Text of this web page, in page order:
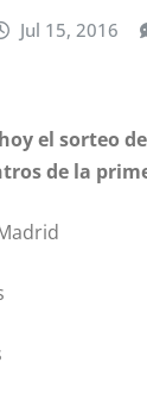
Jul 15, 2016
el sorteo
de la